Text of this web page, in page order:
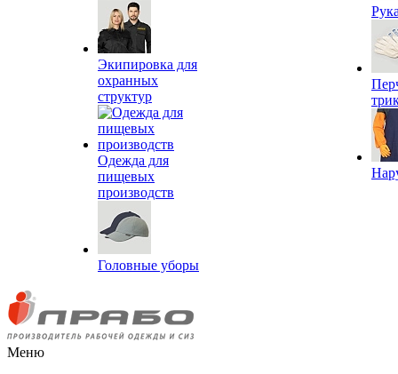
Экипировка для
охранных
структур
Одежда для
пищевых
производств
Головные уборы
Меню